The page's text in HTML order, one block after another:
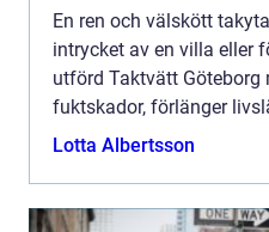
En ren och välskött
intrycket av en villa eller
utförd Taktvätt Göteborg
fuktskador, förlänger
och kan på sikt spara
Lotta Albertsson